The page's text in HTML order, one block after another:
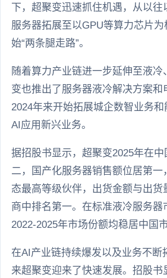
下，超聚变迅速抓住机遇，从以
服务器拓展至以GPU等算力芯片
始“两条腿走路”。
随着算力产业链进一步延伸至液
变也推出了服务器液冷解决方案和
2024年来开始拓展城企数智业务
AI应用新兴业务。
据招股书显示，超聚变2025年在
二，国产化服务器销售额位居第一
态最高等级伙伴，出货金额与出货
商中排名第一。在标准液冷服务器
2022-2025年市场份额均稳居中国
在AI产业链持续爆发以及业务不断
来超聚变迎来了快速发展。招股书